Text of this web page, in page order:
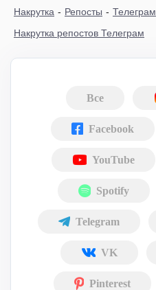
Накрутка - Репосты - Телеграм
Накрутка репостов Телеграм
Все
Facebook
YouTube
Spotify
Telegram
VK
Pinterest